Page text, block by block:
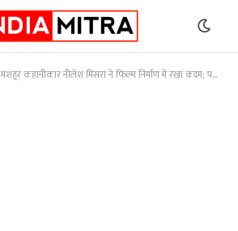
मशहूर कहानीकार नीलेश मिसरा ने फिल्म निर्माण में रखा कदम; पहली फिल्म ‘कूद’ रिलीज